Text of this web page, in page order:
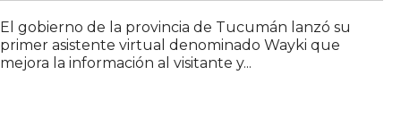
El gobierno de la provincia de Tucumán lanzó su
primer asistente virtual denominado Wayki que
mejora la información al visitante y...